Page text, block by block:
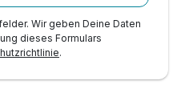
Wir geben Deine Daten
dieses Formulars
.